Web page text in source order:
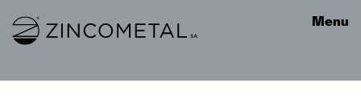
Link to homepage Menu